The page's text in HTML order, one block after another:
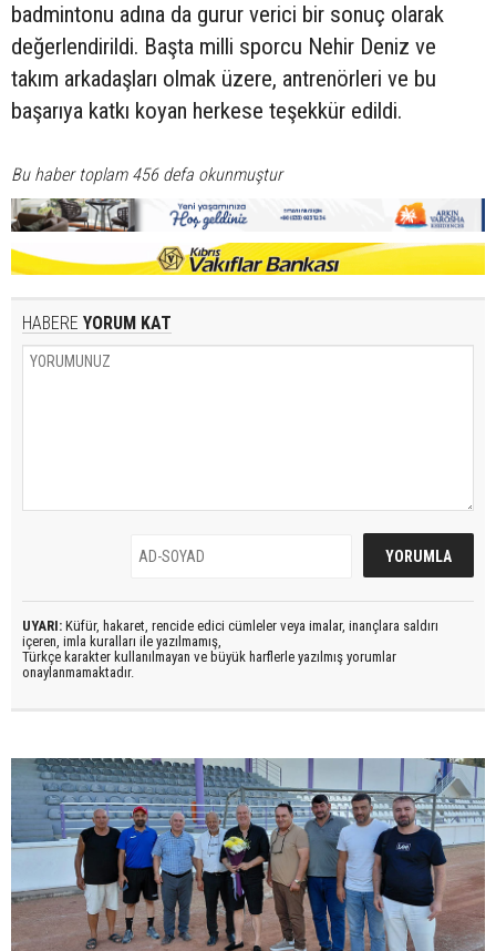
badmintonu adına da gurur verici bir sonuç olarak
değerlendirildi. Başta milli sporcu Nehir Deniz ve
takım arkadaşları olmak üzere, antrenörleri ve bu
başarıya katkı koyan herkese teşekkür edildi.
Bu haber toplam 456 defa okunmuştur
HABERE YORUM KAT
UYARI: Küfür, hakaret, rencide edici cümleler veya imalar, inançlara saldırı
içeren, imla kuralları ile yazılmamış,
Türkçe karakter kullanılmayan ve büyük harflerle yazılmış yorumlar
onaylanmamaktadır.